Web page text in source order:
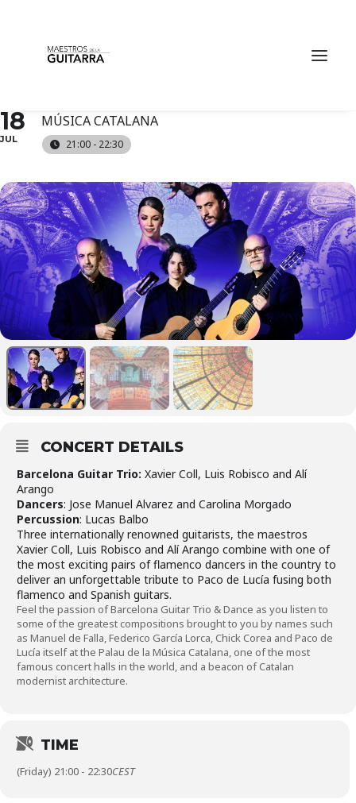
TICKETS
TRIO & DANCE
18
JUL
MÚSICA CATALANA
21:00 - 22:30
CONCERT DETAILS
Barcelona Guitar Trio: Xavier Coll, Luis Robisco and Alí
Arango
Dancers: Jose Manuel Alvarez and Carolina Morgado
Percussion: Lucas Balbo
Three internationally renowned guitarists, the maestros
Xavier Coll, Luis Robisco and Alí Arango combine with one of
the most exciting pairs of flamenco dancers in the country to
deliver an unforgettable tribute to Paco de Lucía fusing both
flamenco and Spanish guitars.
Feel the passion of Barcelona Guitar Trio & Dance as you listen to
some of the greatest compositions brought to you by names such
as Manuel de Falla, Federico García Lorca, Chick Corea and Paco de
Lucía itself at the Palau de la Música Catalana, one of the most
famous concert halls in the world, and a beacon of Catalan
modernist architecture.
TIME
(Friday) 21:00 - 22:30CEST